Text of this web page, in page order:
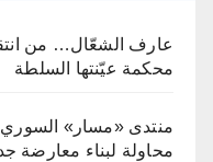
عارف الشعّال… من
محكمة عيّنتها السلطة
منتدى «مسار»
محاولة لبناء معارضة